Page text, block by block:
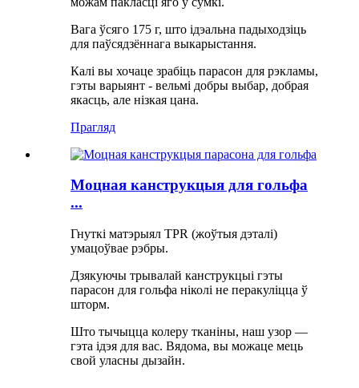
Вага ўсяго 175 г, што ідэальна падыходзіць
для паўсядзённага выкарыстання.
Калі вы хочаце зрабіць парасон для рэкламы,
гэты варыянт - вельмі добры выбар, добрая
якасць, але нізкая цана.
Прагляд
Моцная канструкцыя для гольфа
...
Гнуткі матэрыял TPR (жоўтыя дэталі)
умацоўвае рэбры.
Дзякуючы трывалай канструкцыі гэты
парасон для гольфа ніколі не перакуліцца ў
шторм.
Што тычыцца колеру тканіны, наш узор —
гэта ідэя для вас. Вядома, вы можаце мець
свой уласны дызайн.